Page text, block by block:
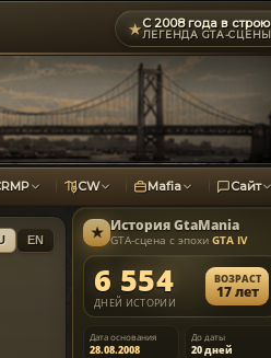
★С 2008 года в строю
ЛЕГЕНДА GTA-СЦЕНЫ
CW Mafia Сайт
EN ★ ИсторияGtaMania
GTA-сцена с эпохи GTA IV
6 554
ДНЕЙ ИСТОРИИ
ВОЗРАСТ
17 лет
Дата основания
28.08.2008
До даты
20 дней